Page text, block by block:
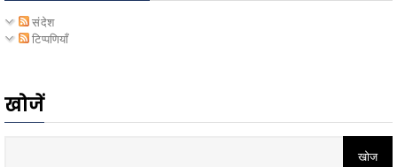
संदेश
टिप्पणियाँ
खोजें